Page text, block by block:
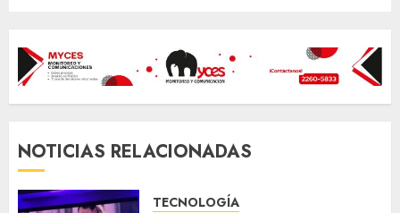
NOTICIAS RELACIONADAS
TECNOLOGÍA